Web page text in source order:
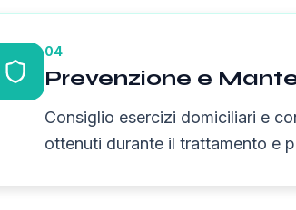
04
Prevenzione e
Consiglio esercizi domiciliari e
ottenuti durante il trattamento e